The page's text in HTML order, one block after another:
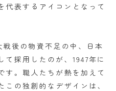
代表するアイコンとなって
後の物資不足の中、日本
て採用したのが、1947年に
す。職人たちが熱を加えて
の独創的なデザインは、